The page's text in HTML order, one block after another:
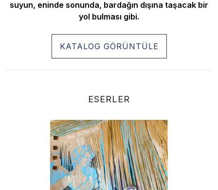
suyun, eninde sonunda, bardağın dışına taşacak bir
yol bulması gibi.
KATALOG GÖRÜNTÜLE
ESERLER